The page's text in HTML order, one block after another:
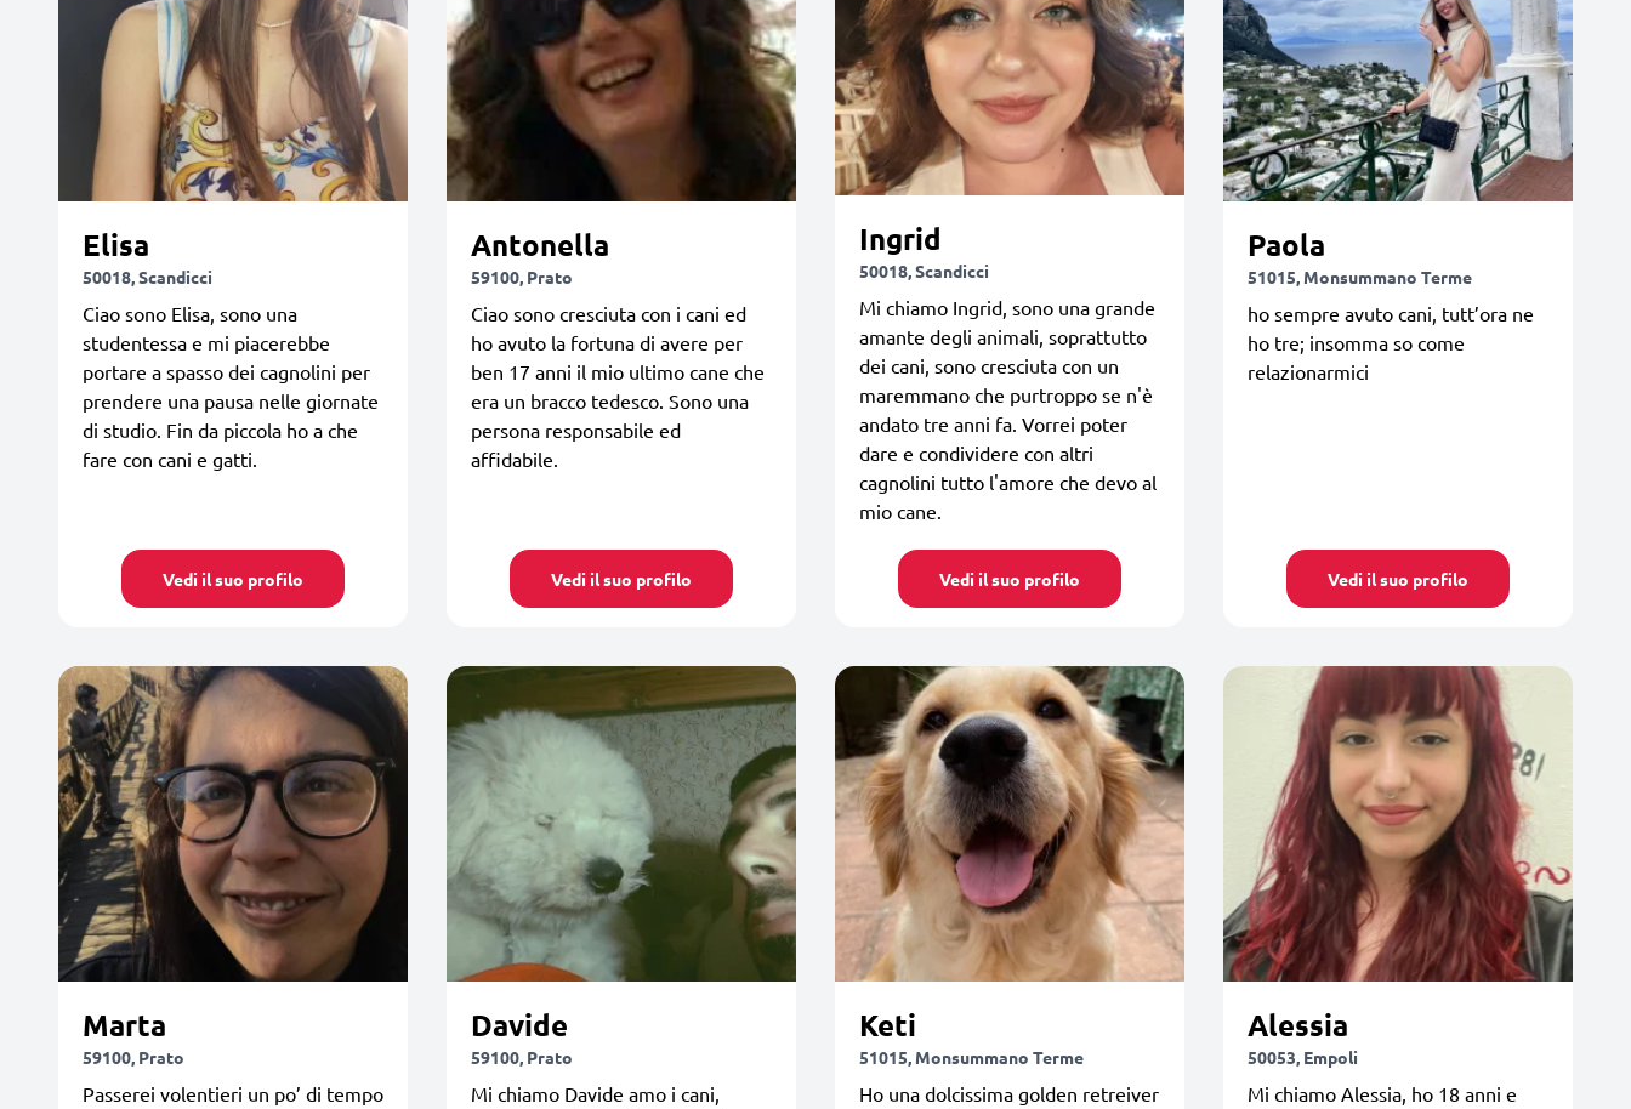
Elisa
50018, Scandicci
Ciao sono Elisa, sono una
studentessa e mi piacerebbe
portare a spasso dei cagnolini per
prendere una pausa nelle giornate
di studio. Fin da piccola ho a che
fare con cani e gatti.
Vedi il suo profilo
Antonella
59100, Prato
Ciao sono cresciuta con i cani ed
ho avuto la fortuna di avere per
ben 17 anni il mio ultimo cane che
era un bracco tedesco. Sono una
persona responsabile ed
affidabile.
Vedi il suo profilo
Ingrid
50018, Scandicci
Mi chiamo Ingrid, sono una grande
amante degli animali, soprattutto
dei cani, sono cresciuta con un
maremmano che purtroppo se n'è
andato tre anni fa. Vorrei poter
dare e condividere con altri
cagnolini tutto l'amore che devo al
mio cane.
Vedi il suo profilo
Paola
51015, Monsummano Terme
ho sempre avuto cani, tutt’ora ne
ho tre; insomma so come
relazionarmici
Vedi il suo profilo
Marta
59100, Prato
Passerei volentieri un po’ di tempo
Davide
59100, Prato
Mi chiamo Davide amo i cani,
Keti
51015, Monsummano Terme
Ho una dolcissima golden retreiver
Alessia
50053, Empoli
Mi chiamo Alessia, ho 18 anni e